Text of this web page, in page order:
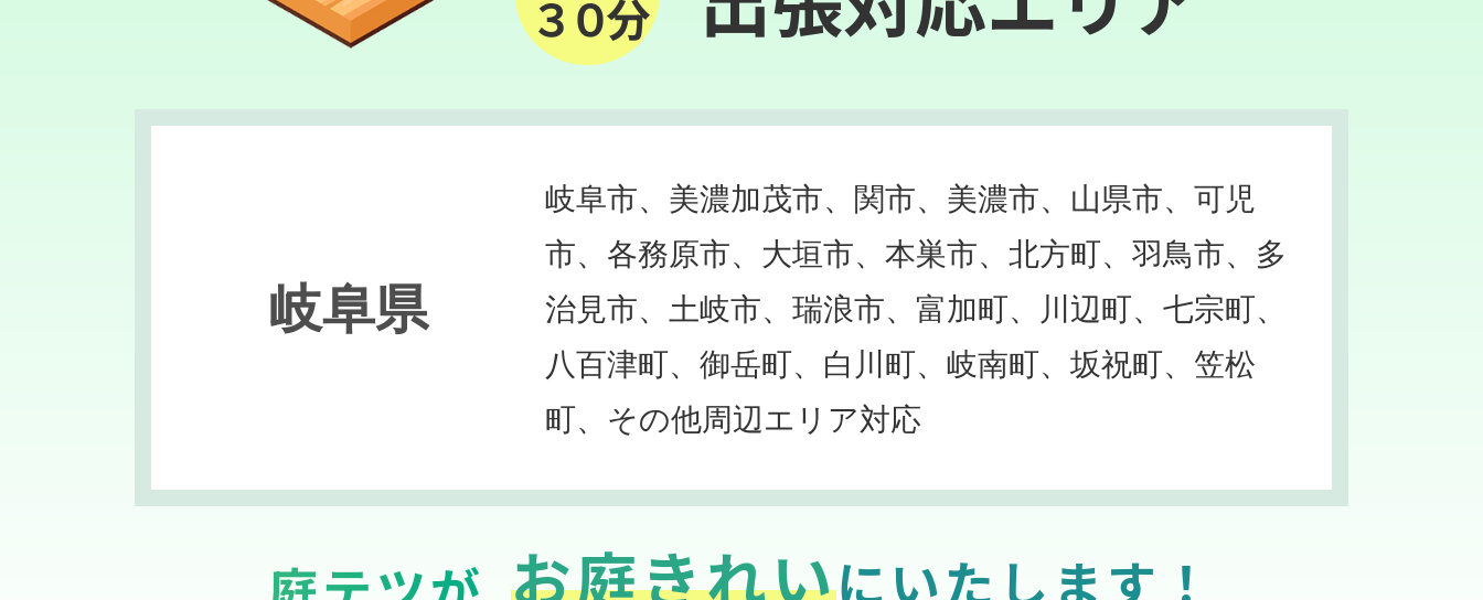
３０分
岐阜県
岐阜市、美濃加茂市、関市、美濃市、山県市、可児
市、各務原市、大垣市、本巣市、北方町、羽鳥市、多
治見市、土岐市、瑞浪市、富加町、川辺町、七宗町、
八百津町、御岳町、白川町、岐南町、坂祝町、笠松
町、その他周辺エリア対応
お庭きれいにいたします！